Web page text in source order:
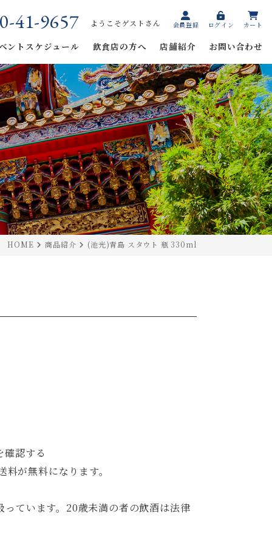
ようこそゲストさん 会員登録 ログイン カート
41-9657
ントスケジュール 飲食店の方へ 店舗紹介 お問い合わせ
HOME 商品紹介 (池光)青島 スタウト 瓶 330ml
確認する
が無料になります。
ています。20歳未満の者の飲酒は法律